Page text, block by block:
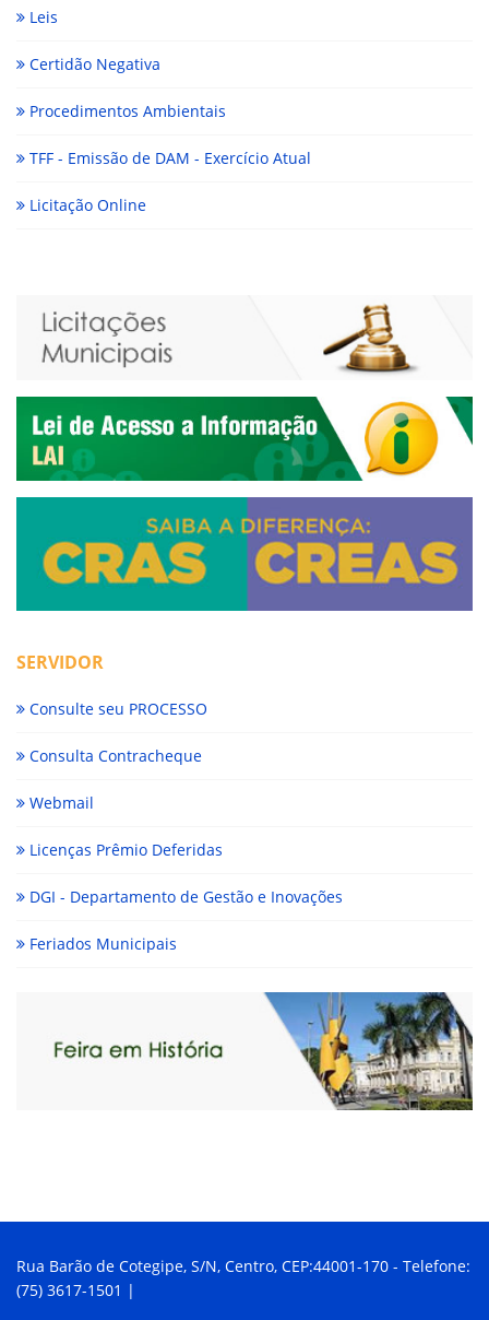
Leis
Certidão Negativa
Procedimentos Ambientais
TFF - Emissão de DAM - Exercício Atual
Licitação Online
SERVIDOR
Consulte seu PROCESSO
Consulta Contracheque
Webmail
Licenças Prêmio Deferidas
DGI - Departamento de Gestão e Inovações
Feriados Municipais
Rua Barão de Cotegipe, S/N, Centro, CEP:44001-170 - Telefone:
(75) 3617-1501 |